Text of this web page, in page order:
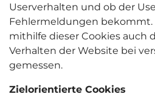
Userverhalten und ob der
Fehlermeldungen
mithilfe dieser Cookies auch
Verhalten der Website bei
gemessen.
Zielorientierte Cookies